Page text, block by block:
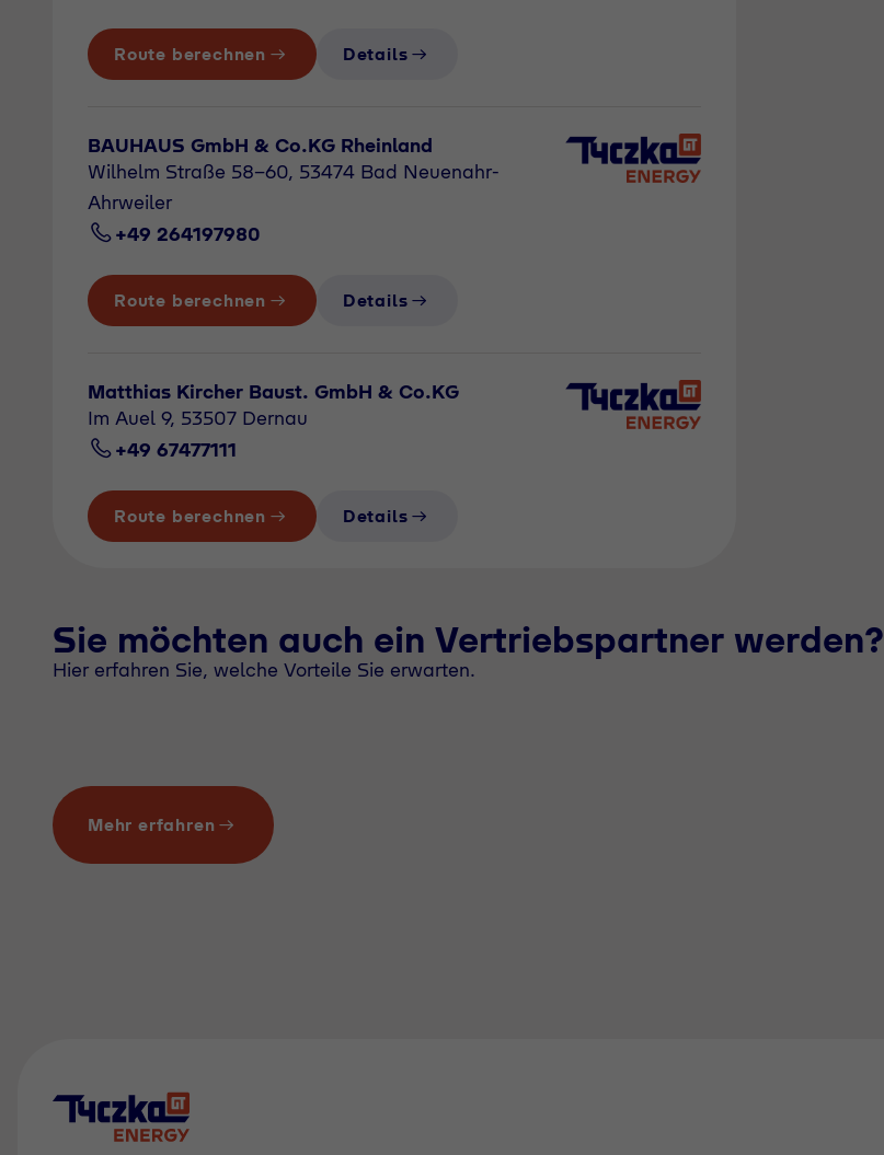
Route berechnen Details
BAUHAUS GmbH & Co.KG Rheinland
Wilhelm Straße 58-60, 53474 Bad Neuenahr-
Ahrweiler
+49 264197980
Route berechnen Details
Matthias Kircher Baust. GmbH & Co.KG
Im Auel 9, 53507 Dernau
+49 67477111
Route berechnen Details
Sie möchten auch ein Vertriebspartner werden?
Hier erfahren Sie, welche Vorteile Sie erwarten.
Mehr erfahren